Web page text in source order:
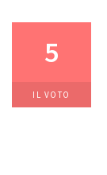
5
IL VOTO